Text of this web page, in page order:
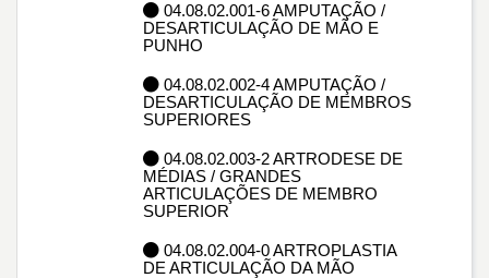
04.08.02.001-6 AMPUTAÇÃO /
DESARTICULAÇÃO DE MÃO E
PUNHO
04.08.02.002-4 AMPUTAÇÃO /
DESARTICULAÇÃO DE MEMBROS
SUPERIORES
04.08.02.003-2 ARTRODESE DE
MÉDIAS / GRANDES
ARTICULAÇÕES DE MEMBRO
SUPERIOR
04.08.02.004-0 ARTROPLASTIA
DE ARTICULAÇÃO DA MÃO